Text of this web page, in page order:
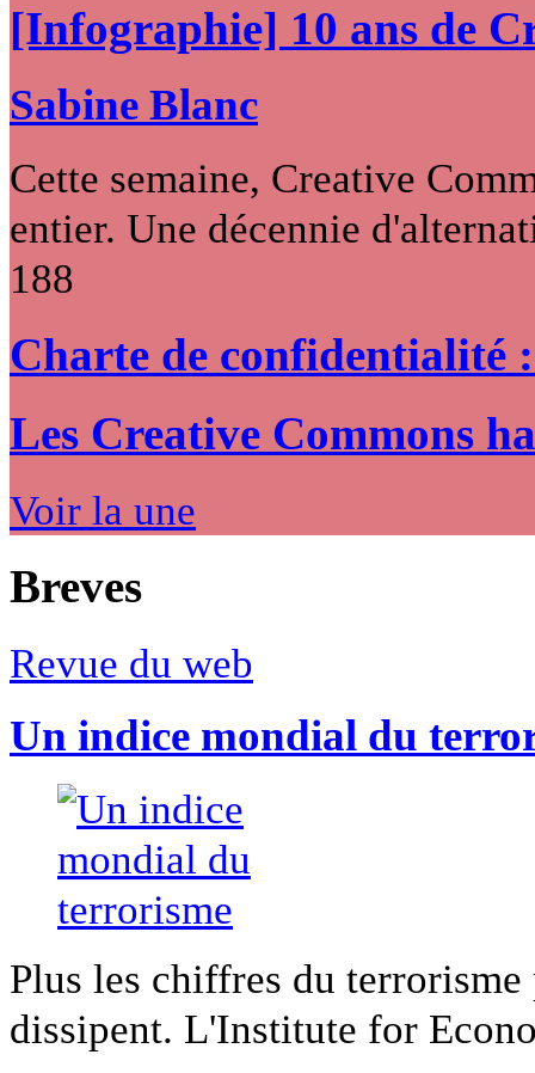
[Infographie] 10 ans de
Sabine Blanc
Cette semaine, Creative
entier. Une décennie
188
Charte de confidentialité
Les Creative Commons
Voir la une
Breves
Revue du web
Un indice mondial du
Plus les chiffres du
dissipent. L'Institute for